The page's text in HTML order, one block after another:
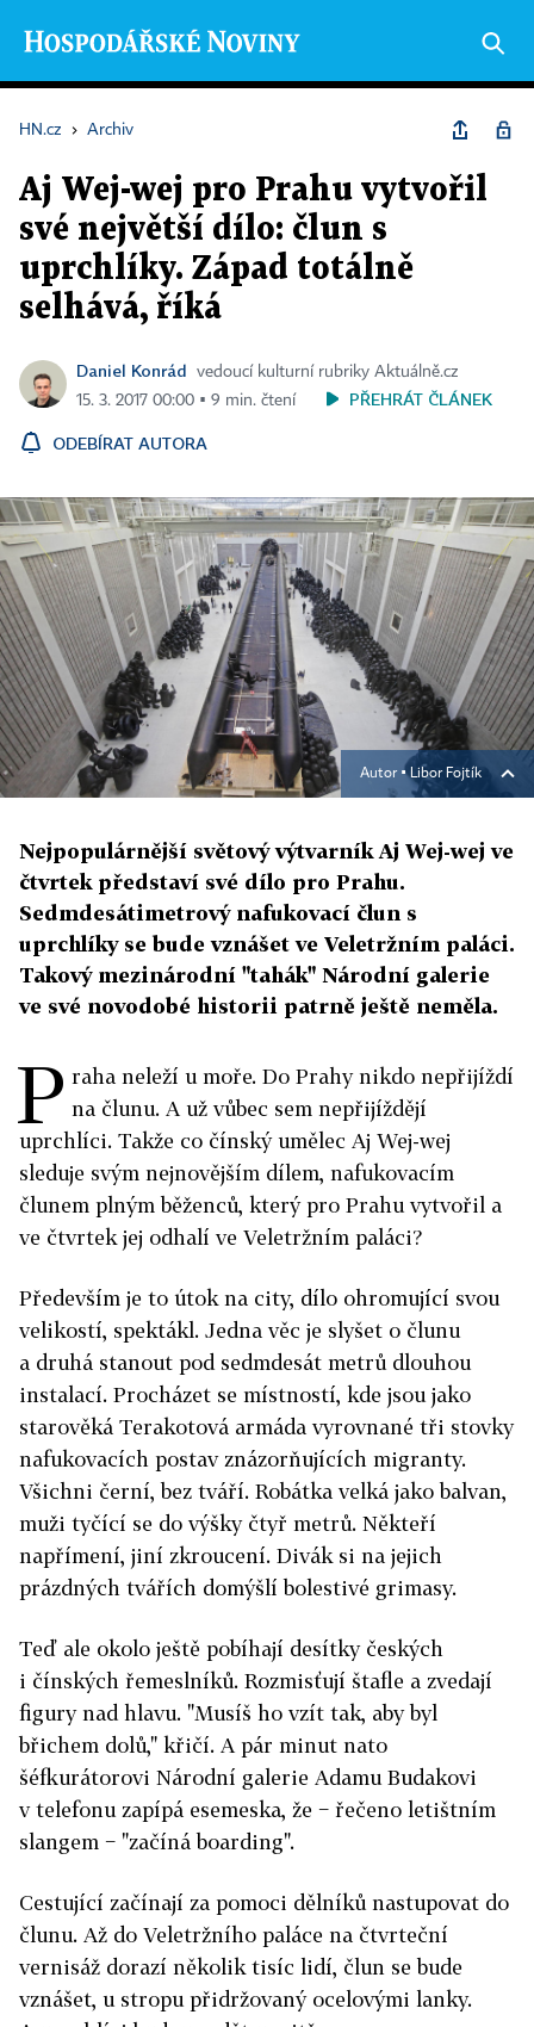
HN.cz › Archiv
Aj Wej-wej pro Prahu vytvořil
své největší dílo: člun s
uprchlíky. Západ totálně
selhává, říká
Daniel Konrád
vedoucí kulturní rubriky Aktuálně.cz
15. 3. 2017 00:00 ▪ 9 min. čtení
PŘEHRÁT ČLÁNEK
ODEBÍRAT AUTORA
Autor ▪ Libor Fojtík
Nejpopulárnější světový výtvarník Aj Wej-wej ve
čtvrtek představí své dílo pro Prahu.
Sedmdesátimetrový nafukovací člun s
uprchlíky se bude vznášet ve Veletržním paláci.
Takový mezinárodní "tahák" Národní galerie
ve své novodobé historii patrně ještě neměla.
P raha neleží u moře. Do Prahy nikdo nepřijíždí
na člunu. A už vůbec sem nepřijíždějí
uprchlíci. Takže co čínský umělec Aj Wej-wej
sleduje svým nejnovějším dílem, nafukovacím
člunem plným běženců, který pro Prahu vytvořil a
ve čtvrtek jej odhalí ve Veletržním paláci?
Především je to útok na city, dílo ohromující svou
velikostí, spektákl. Jedna věc je slyšet o člunu
a druhá stanout pod sedmdesát metrů dlouhou
instalací. Procházet se místností, kde jsou jako
starověká Terakotová armáda vyrovnané tři stovky
nafukovacích postav znázorňujících migranty.
Všichni černí, bez tváří. Robátka velká jako balvan,
muži tyčící se do výšky čtyř metrů. Někteří
napřímení, jiní zkroucení. Divák si na jejich
prázdných tvářích domýšlí bolestivé grimasy.
Teď ale okolo ještě pobíhají desítky českých
i čínských řemeslníků. Rozmisťují štafle a zvedají
figury nad hlavu. "Musíš ho vzít tak, aby byl
břichem dolů," křičí. A pár minut nato
šéfkurátorovi Národní galerie Adamu Budakovi
v telefonu zapípá esemeska, že − řečeno letištním
slangem − "začíná boarding".
Cestující začínají za pomoci dělníků nastupovat do
člunu. Až do Veletržního paláce na čtvrteční
vernisáž dorazí několik tisíc lidí, člun se bude
vznášet, u stropu přidržovaný ocelovými lanky.